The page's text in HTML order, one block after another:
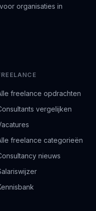
organisaties in
freelance opdrachten
vergelijken
freelance categorieën
nieuws